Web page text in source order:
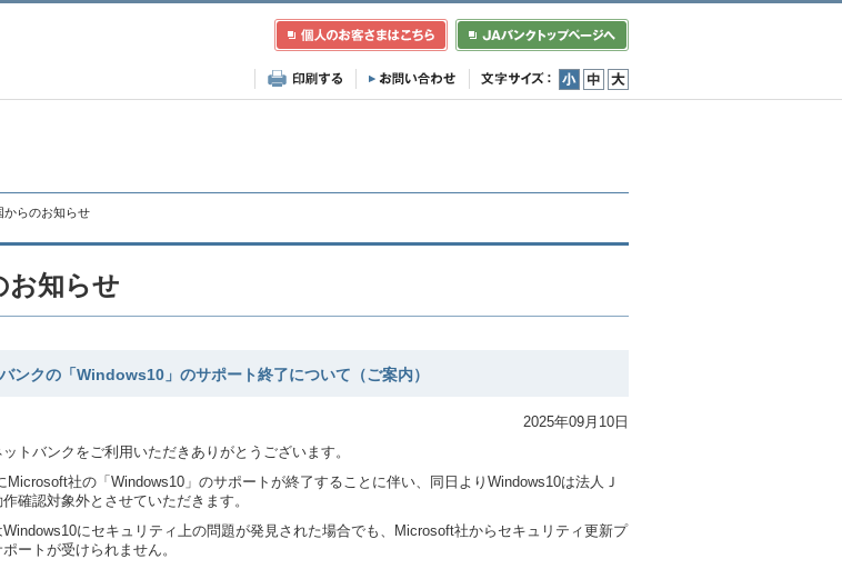
小 中 大
からのお知らせ
お知らせ
ンクの「Windows10」のサポート終了について（ご案内）
2025年09月10日
トバンクをご利用いただきありがとうございます。
社の「Windows10」のサポートが終了することに伴い、同日よりWindows10は法人Ｊ
確認対象外とさせていただきます。
にセキュリティ上の問題が発見された場合でも、Microsoft社からセキュリティ更新プ
ートが受けられません。